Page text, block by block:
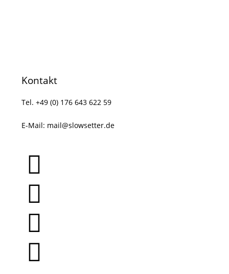
Kontakt
Tel. +49 (0) 176 643 622 59
E-Mail: mail@slowsetter.de